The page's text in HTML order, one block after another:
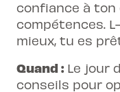
confiance à
compétences.
mieux, tu es
Quand : Le jour
conseils pour